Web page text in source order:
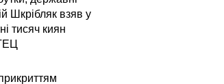
Шкрібляк взяв у
тисяч киян